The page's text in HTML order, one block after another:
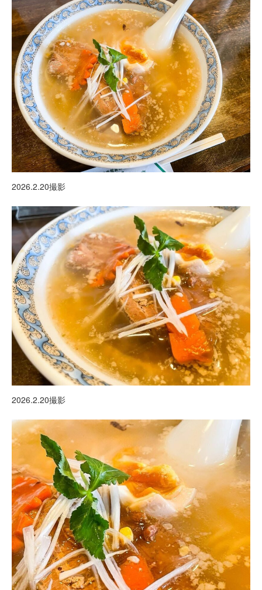
2026.2.20撮影
2026.2.20撮影